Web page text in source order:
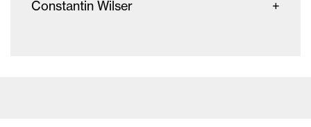
Constantin Wilser